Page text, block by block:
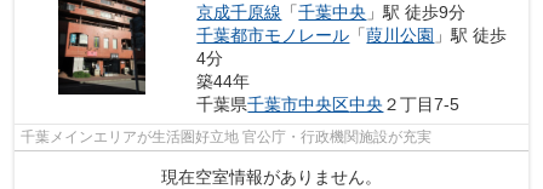
京成千原線 「千葉中央 」駅 徒歩9分
千葉都市モノレール 「葭川公園 」駅 徒歩
4分
築44年
千葉県千葉市中央区中央 ２丁目7-5
千葉メインエリアが生活圏好立地 官公庁・行政機関施設が充実
現在空室情報がありません。